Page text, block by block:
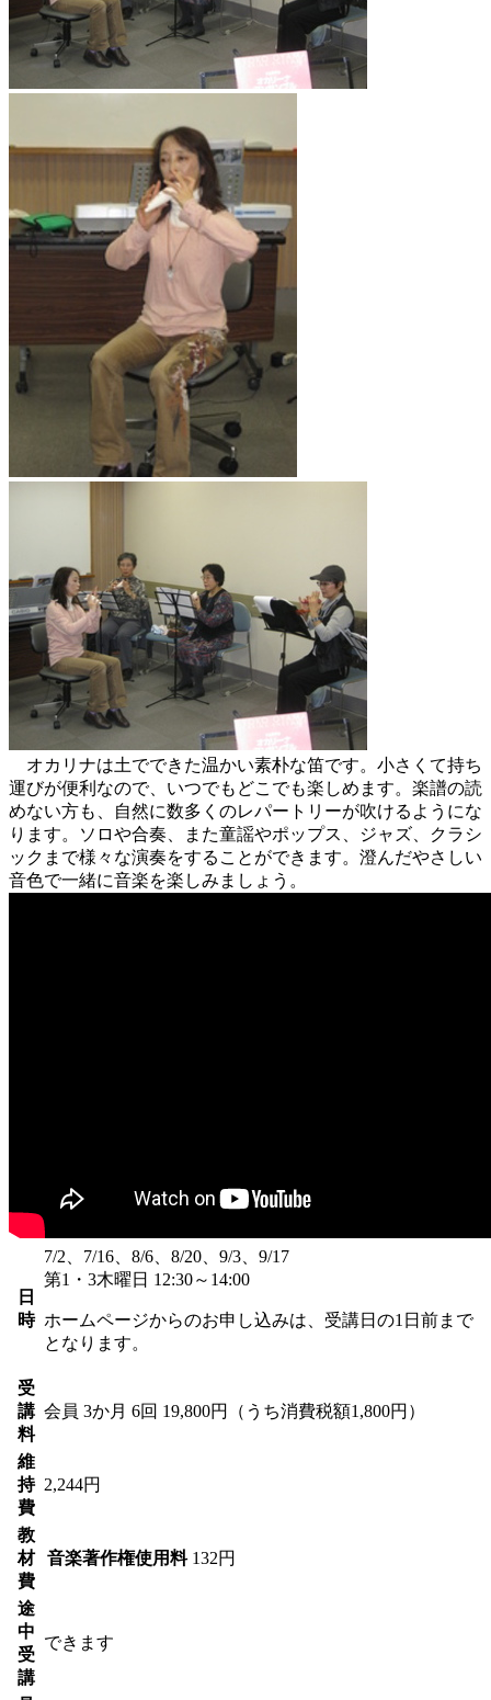
オカリナは土でできた温かい素朴な笛です。小さくて持ち
運びが便利なので、いつでもどこでも楽しめます。楽譜の読
めない方も、自然に数多くのレパートリーが吹けるようにな
ります。ソロや合奏、また童謡やポップス、ジャズ、クラシ
ックまで様々な演奏をすることができます。澄んだやさしい
音色で一緒に音楽を楽しみましょう。
日
時
7/2、7/16、8/6、8/20、9/3、9/17
第1・3木曜日 12:30～14:00
ホームページからのお申し込みは、受講日の1日前まで
となります。
受
講
料
会員 3か月 6回 19,800円（うち消費税額1,800円）
維
持
費
2,244円
教
材
費
音楽著作権使用料 132円
途
中
受
講
できます